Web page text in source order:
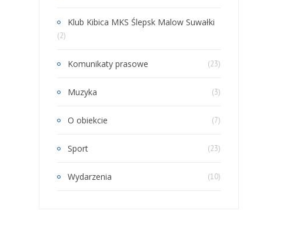
Klub Kibica MKS Ślepsk Malow Suwałki
(2)
Komunikaty prasowe (23)
Muzyka (3)
O obiekcie (7)
Sport (23)
Wydarzenia (10)